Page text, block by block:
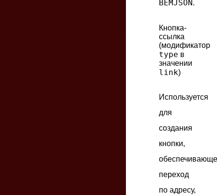
BEMJSON .
Кнопка-
ссылка
(модификатор
type в
значении
link)
Используется
для
создания
кнопки,
переход
по адресу,